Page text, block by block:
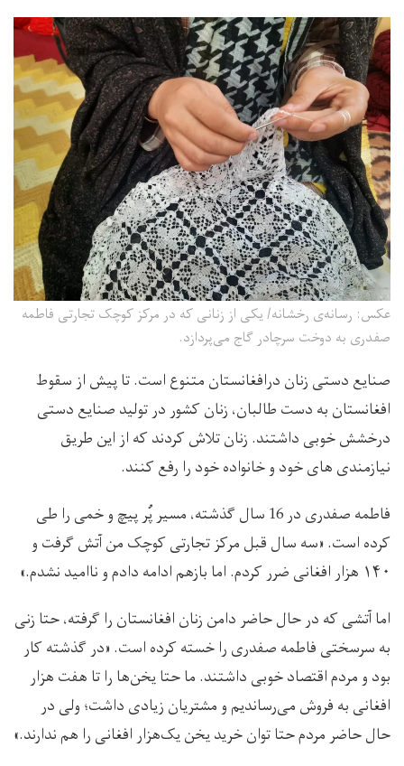
عکس‌: رسانه‌ی رخشانه/ یکی از زنانی که در مرکز کوچک تجارتی فاطمه
صفدری به دوخت سرچادر گاج می‌پردازد.
صنایع دستی زنان درافغانستان متنوع است. تا پیش از سقوط
افغانستان به دست طالبان، زنان کشور در تولید صنایع دستی
درخشش خوبی داشتند. زنان تلاش کردند که از این طریق
نیازمندی های خود و خانواده خود را رفع کنند.
فاطمه صفدری در 16 سال گذشته، مسیر پُر پیچ و خمی را طی
کرده است. «سه سال قبل مرکز تجارتی کوچک من آتش گرفت و
۱۴۰ هزار افغانی ضرر کردم. اما بازهم ادامه دادم و ناامید نشدم.»
اما آتشی که در حال حاضر دامن زنان افغانستان را گرفته، حتا زنی
به سرسختی فاطمه صفدری را خسته کرده است. «در گذشته کار
بود و مردم اقتصاد خوبی داشتند. ما حتا یخن‌ها را تا هفت هزار
افغانی به فروش می‌رساندیم و مشتریان زیادی داشت؛ ولی در
حال حاضر مردم حتا توان خرید یخن یک‌هزار افغانی را هم ندارند.»